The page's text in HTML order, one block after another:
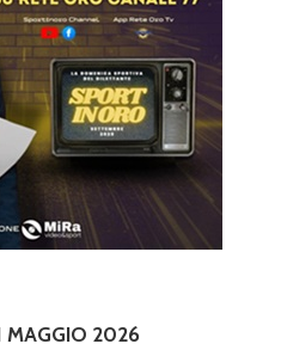
MAGGIO 2026